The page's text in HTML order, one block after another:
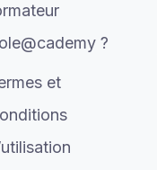
?
et